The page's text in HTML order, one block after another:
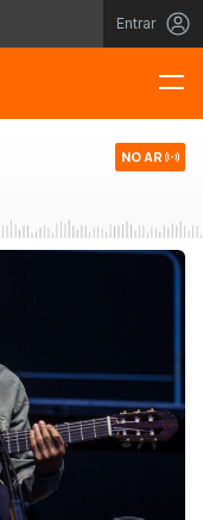
Entrar
NO AR